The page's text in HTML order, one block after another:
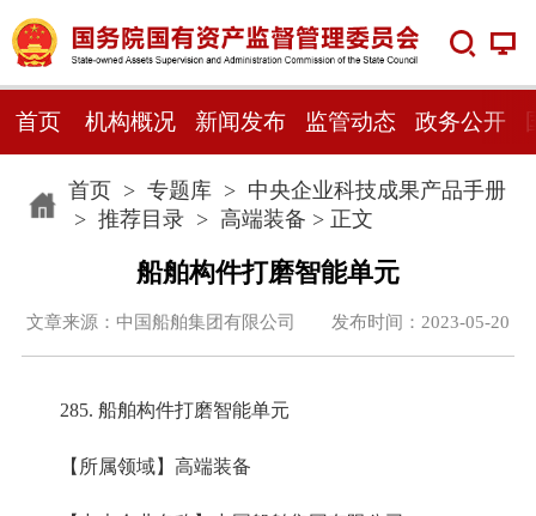
首页 机构概况 新闻发布 监管动态 政务公开
首页> 专题库> 中央企业科技成果产品手册
> 推荐目录> 高端装备 > 正文
船舶构件打磨智能单元
文章来源：中国船舶集团有限公司 发布时间：2023-05-20
285. 船舶构件打磨智能单元
【所属领域】高端装备